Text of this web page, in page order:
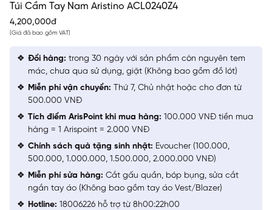
Túi Cầm Tay Nam Aristino ACL0240Z4
4,200,000đ
(Giá đã bao gồm VAT)
Đổi hàng: trong 30 ngày với sản phẩm còn nguyên tem
mác, chưa qua sử dụng, giặt (Không bao gồm đồ lót)
Miễn phí vận chuyển: Thứ 7, Chủ nhật hoặc cho đơn từ
500.000 VNĐ
Tích điểm ArisPoint khi mua hàng: 100.000 VNĐ tiền mua
hàng = 1 Arispoint = 2.000 VNĐ
Chính sách quà tặng sinh nhật: Evoucher (100.000,
500.000, 1.000.000, 1.500.000, 2.000.000 VNĐ)
Miễn phí sửa hàng: Cắt gấu quần, bóp bụng, sửa cắt
ngắn tay áo (Không bao gồm tay áo Vest/Blazer)
Hotline: 18006226 hỗ trợ từ 8h00:22h00